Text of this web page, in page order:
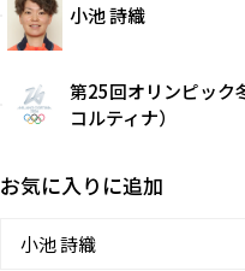
小池 詩織
第25回オリンピック
コルティナ）
お気に入りに追加
小池 詩織